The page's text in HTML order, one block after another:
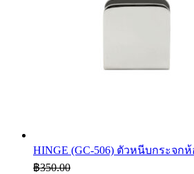
HINGE (GC-506) ตัวหนีบกระจก
฿350.00